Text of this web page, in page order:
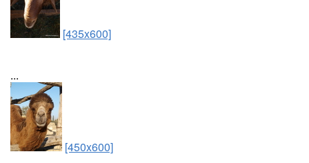
[435x600]
...
[450x600]